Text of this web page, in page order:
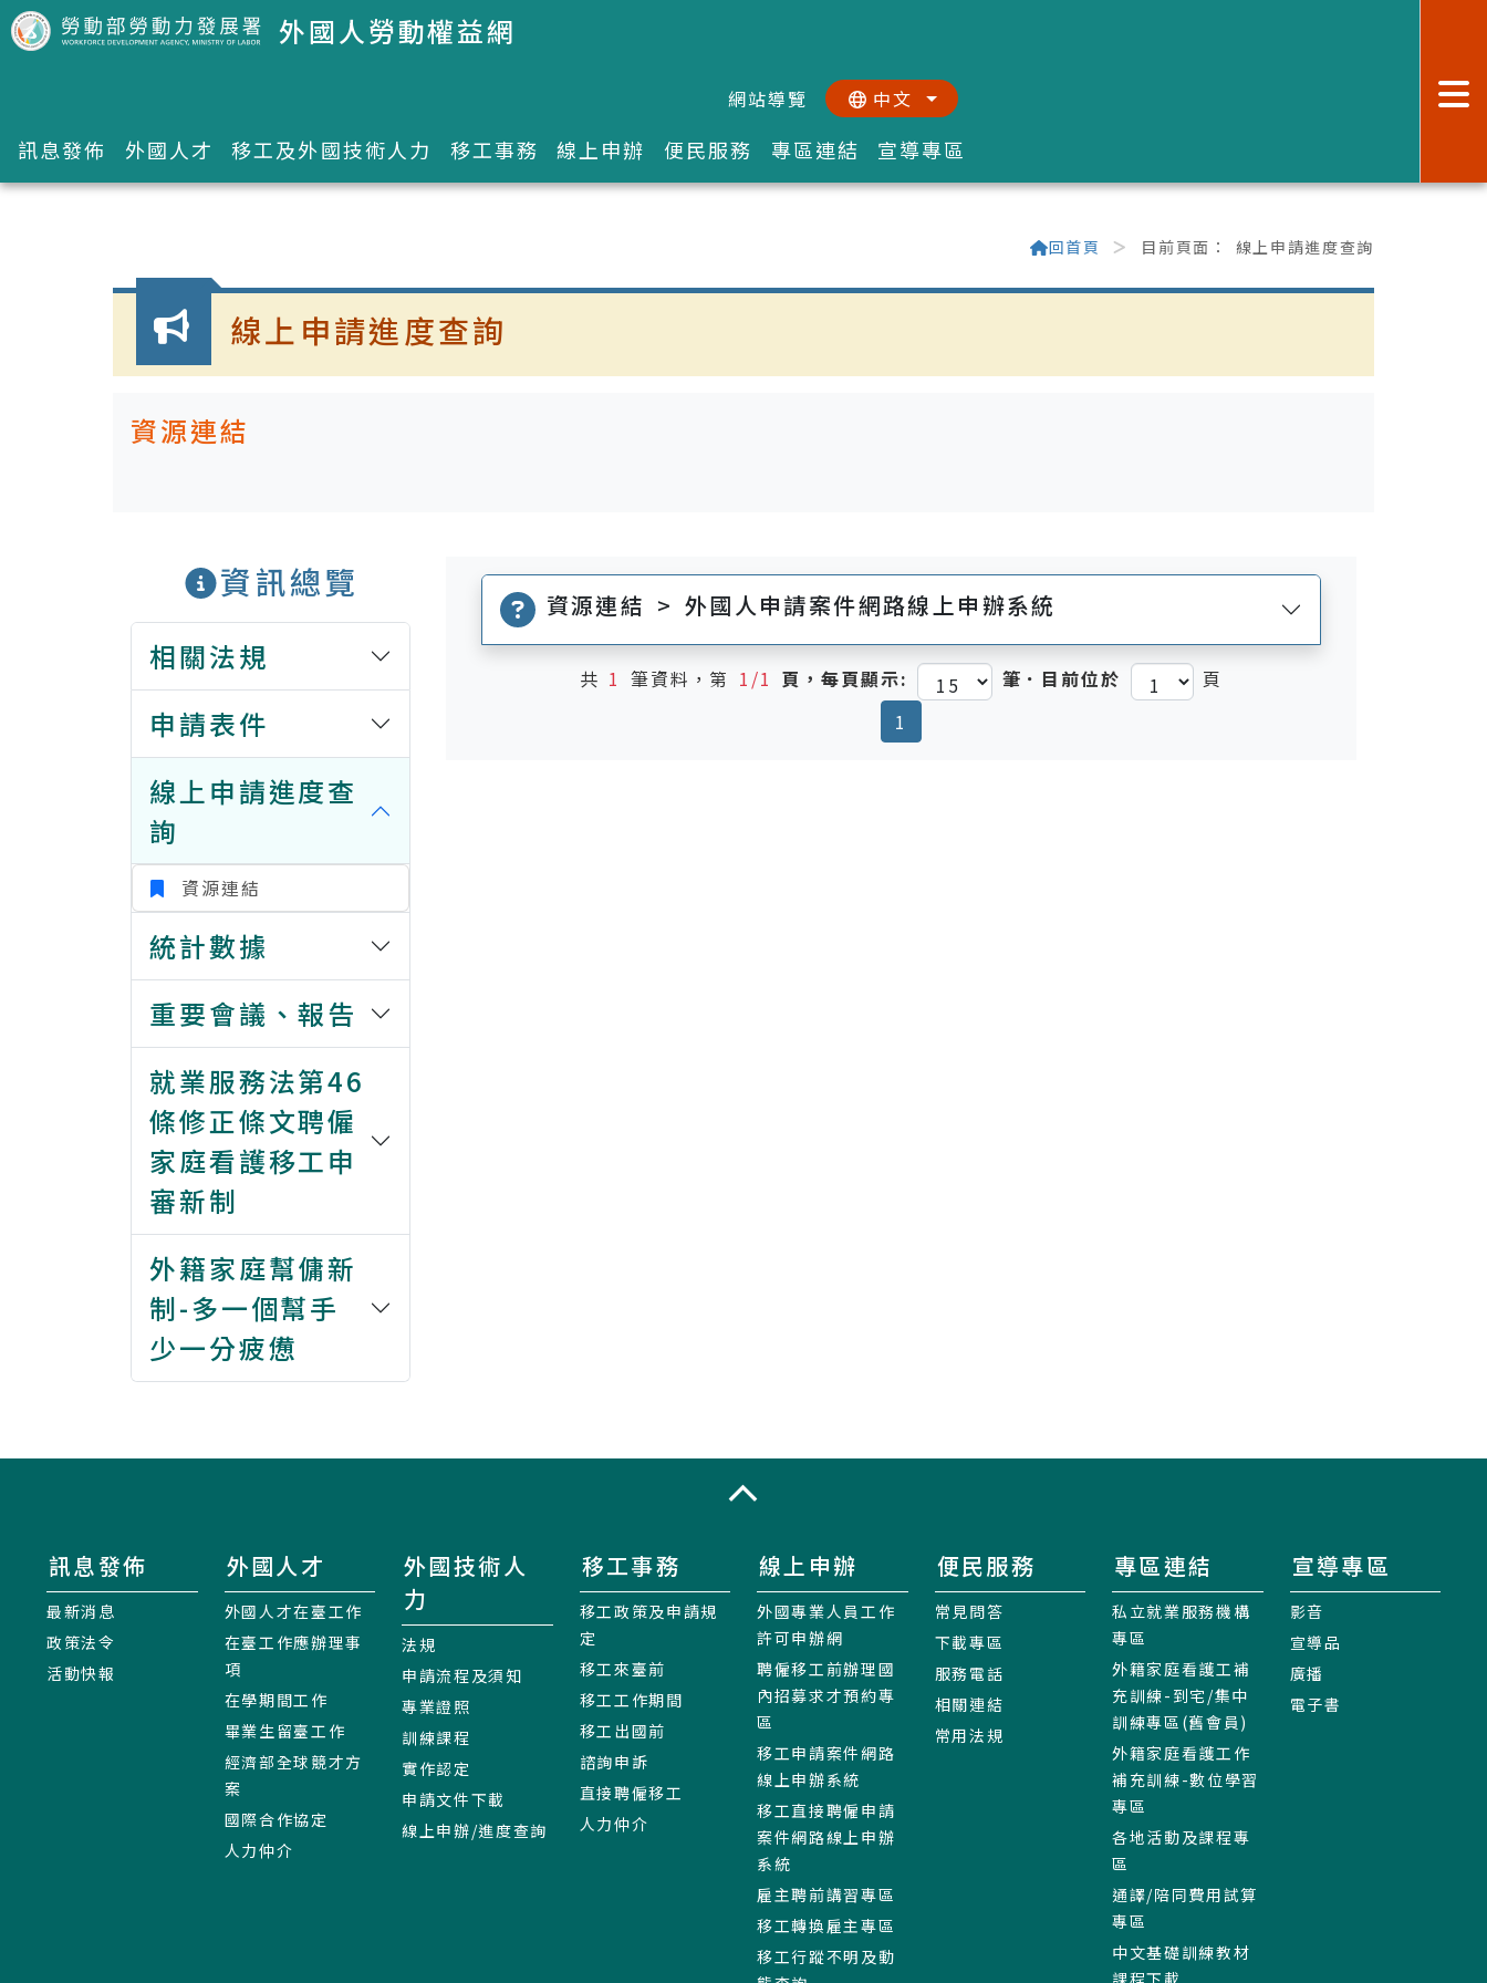
跳到主要內容區塊 外國人勞動權益網
:::網站導覽 中文
訊息發佈 外國人才 移工及外國技術人力 移工事務 線上申辦 便民服務 專區連結 宣導專區
回首頁 目前頁面： 線上申請進度查詢
線上申請進度查詢
資源連結
資訊總覽
相關法規
申請表件
線上申請進度查
詢
資源連結
統計數據
重要會議、報告
就業服務法第46
條修正條文聘僱
家庭看護移工申
審新制
外籍家庭幫傭新
制-多一個幫手
少一分疲憊
資源連結 > 外國人申請案件網路線上申辦系統
共 1 筆資料，第 1/1 頁，每頁顯示: 筆．目前位於
頁
1
訊息發佈
最新消息
政策法令
活動快報
外國人才
外國人才在臺工作
在臺工作應辦理事
項
在學期間工作
畢業生留臺工作
經濟部全球競才方
案
國際合作協定
人力仲介
外國技術人
力
法規
申請流程及須知
專業證照
訓練課程
實作認定
申請文件下載
線上申辦/進度查詢
移工事務
移工政策及申請規
定
移工來臺前
移工工作期間
移工出國前
諮詢申訴
直接聘僱移工
人力仲介
線上申辦
外國專業人員工作
許可申辦網
聘僱移工前辦理國
內招募求才預約專
區
移工申請案件網路
線上申辦系統
移工直接聘僱申請
案件網路線上申辦
系統
雇主聘前講習專區
移工轉換雇主專區
移工行蹤不明及動
便民服務
常見問答
下載專區
服務電話
相關連結
常用法規
專區連結
私立就業服務機構
專區
外籍家庭看護工補
充訓練-到宅/集中
訓練專區(舊會員)
外籍家庭看護工作
補充訓練-數位學習
專區
各地活動及課程專
區
通譯/陪同費用試算
專區
中文基礎訓練教材
課程下載
宣導專區
影音
宣導品
廣播
電子書